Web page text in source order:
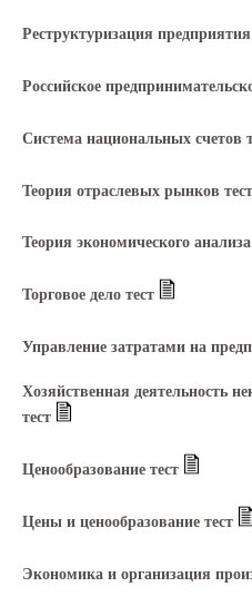
Реструктуризация предприятия
Российское
Система национальных счетов
Теория отраслевых рынков тест
Теория экономического анализа
Торговое дело тест
Управление затратами на
Хозяйственная деятельность
тест
Ценообразование тест
Цены и ценообразование тест
Экономика и организация